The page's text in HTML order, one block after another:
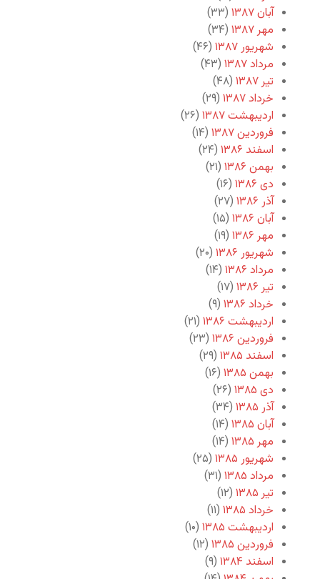
آبان ۱۳۸۷
(۳۳)
مهر ۱۳۸۷
(۳۴)
شهریور ۱۳۸۷
(۴۶)
مرداد ۱۳۸۷
(۴۳)
تیر ۱۳۸۷
(۴۸)
خرداد ۱۳۸۷
(۲۹)
اردیبهشت ۱۳۸۷
(۲۶)
فروردین ۱۳۸۷
(۱۴)
اسفند ۱۳۸۶
(۲۴)
بهمن ۱۳۸۶
(۲۱)
دی ۱۳۸۶
(۱۶)
آذر ۱۳۸۶
(۲۷)
آبان ۱۳۸۶
(۱۵)
مهر ۱۳۸۶
(۱۹)
شهریور ۱۳۸۶
(۲۰)
مرداد ۱۳۸۶
(۱۴)
تیر ۱۳۸۶
(۱۷)
خرداد ۱۳۸۶
(۹)
اردیبهشت ۱۳۸۶
(۲۱)
فروردین ۱۳۸۶
(۲۳)
اسفند ۱۳۸۵
(۲۹)
بهمن ۱۳۸۵
(۱۶)
دی ۱۳۸۵
(۲۶)
آذر ۱۳۸۵
(۳۴)
آبان ۱۳۸۵
(۱۴)
مهر ۱۳۸۵
(۱۴)
شهریور ۱۳۸۵
(۲۵)
مرداد ۱۳۸۵
(۳۱)
تیر ۱۳۸۵
(۱۲)
خرداد ۱۳۸۵
(۱۱)
اردیبهشت ۱۳۸۵
(۱۰)
فروردین ۱۳۸۵
(۱۲)
اسفند ۱۳۸۴
(۹)